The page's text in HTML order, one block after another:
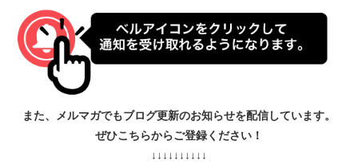
また、メルマガでもブログ更新のお知らせを配信しています。
ぜひこちらからご登録ください！
↓↓↓↓↓↓↓↓↓↓